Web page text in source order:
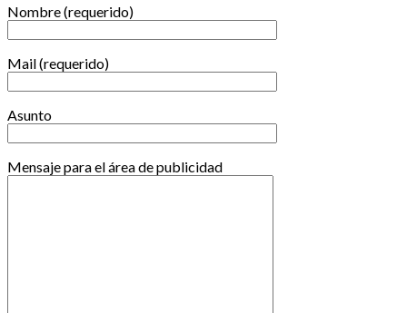
Nombre (requerido)
Mail (requerido)
Asunto
Mensaje para el área de publicidad